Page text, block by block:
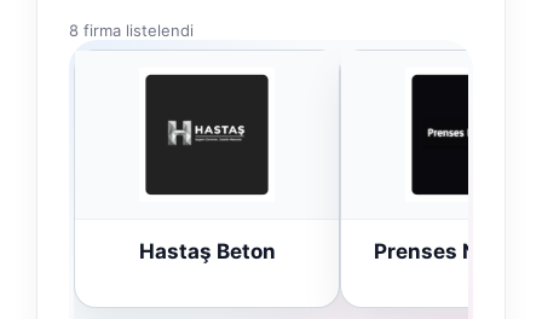
8 firma listelendi
Hastaş Beton Prenses Night